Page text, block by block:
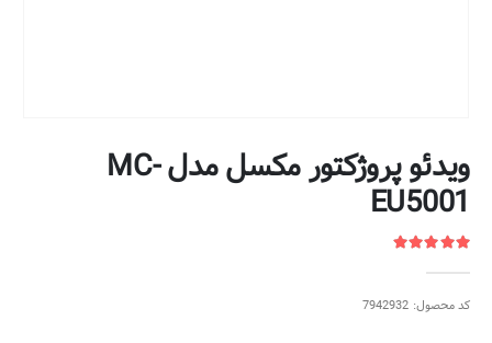
ویدئو پروژکتور مکسل مدل MC-
EU5001
کد محصول: 7942932